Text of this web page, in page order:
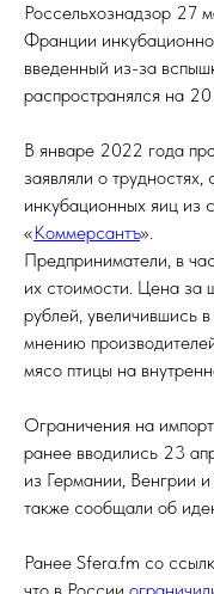
Россельхознадзор 27
Франции
введенный из-за
распространялся на
В январе 2022 года
заявляли о
инкубационных яиц из
«Коммерсантъ».
Предприниматели, в
их стоимости. Цена за
рублей, увеличившись
мнению
мясо птицы на
Ограничения на
ранее вводились 23
из Германии, Венгрии
также сообщали об
Ранее Sfera.fm со